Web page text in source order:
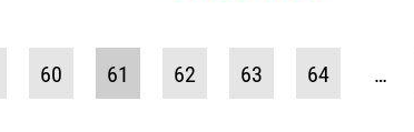
60 61 62 63 64 …